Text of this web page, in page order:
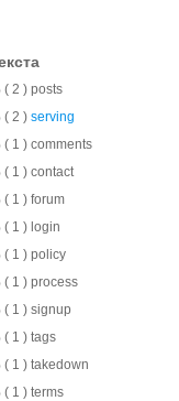
( 2 ) posts
( 2 ) serving
( 1 ) comments
( 1 ) contact
( 1 ) forum
( 1 ) login
( 1 ) policy
( 1 ) process
( 1 ) signup
( 1 ) tags
( 1 ) takedown
( 1 ) terms